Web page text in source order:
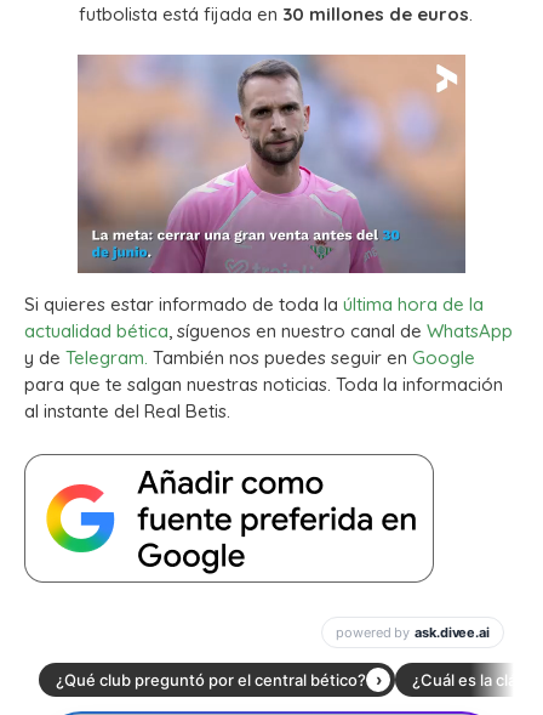
futbolista está fijada en 30 millones de euros.
Si quieres estar informado de toda la última hora de la
actualidad bética, síguenos en nuestro canal de WhatsApp
y de Telegram. También nos puedes seguir en Google
para que te salgan nuestras noticias. Toda la información
al instante del Real Betis.